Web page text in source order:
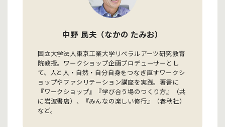
中野 民夫（なかの たみお）
国立大学法人東京工業大学リベラルアーツ研究教育
院教授。ワークショップ企画プロデューサーとし
て、人と人・自然・自分自身をつなぎ直すワークシ
ョップやファシリテーション講座を実践。著書に
『ワークショップ』『学び合う場のつくり方』（共
に岩波書店）、『みんなの楽しい修行』（春秋社）
など。